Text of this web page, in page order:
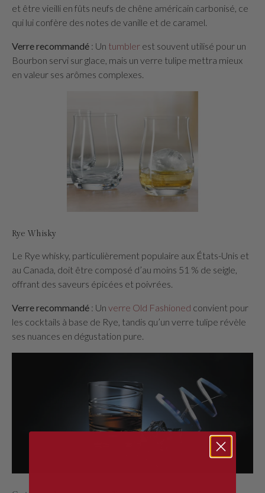
et être vieilli en fûts neufs de chêne américain carbonisé, ce
qui lui confère des notes de vanille et de caramel.
Verre recommandé : Un tumbler est souvent utilisé pour un
Bourbon servi sur glace, mais un verre tulipe mettra mieux
en valeur ses arômes complexes.
Rye Whisky
Le Rye whisky, particulièrement populaire aux États-Unis et
au Canada, doit être composé d’au moins 51 % de seigle,
offrant des saveurs épicées et poivrées.
Verre recommandé : Un verre Old Fashioned convient pour
les cocktails à base de Rye, tandis qu’un verre tulipe révèle
ses nuances en dégustation pure.